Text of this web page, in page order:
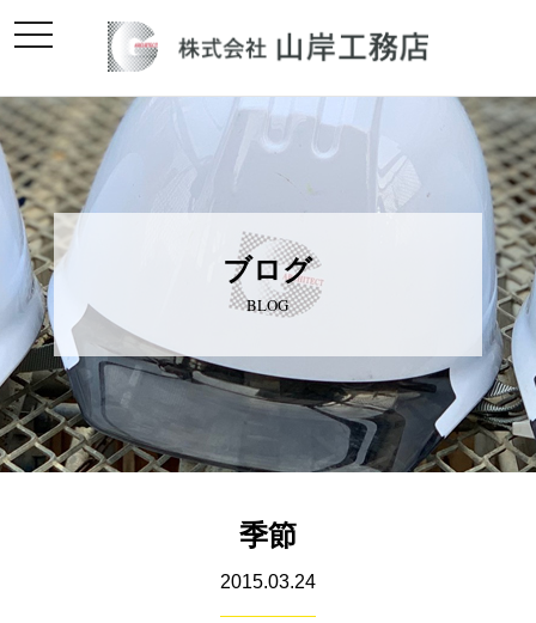
toggle
navigation
ブログ
BLOG
季節
2015.03.24